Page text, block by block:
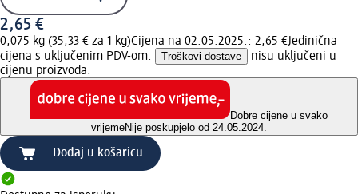
2,65 €
0,075 kg (35,33 € za 1 kg)Cijena na 02.05.2025.: 2,65 €Jedinična
cijena s uključenim PDV-om.
Troškovi dostave
nisu uključeni u
cijenu proizvoda.
Dobre cijene u svako
vrijemeNije poskupjelo od 24.05.2024.
Dodaj u košaricu